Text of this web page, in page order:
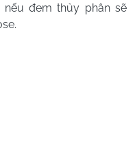
nếu đem thủy phân sẽ